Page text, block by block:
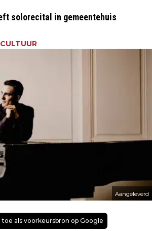
solorecital in gemeentehuis
CULTUUR
Aangeleverd
toe als voorkeursbron op Google